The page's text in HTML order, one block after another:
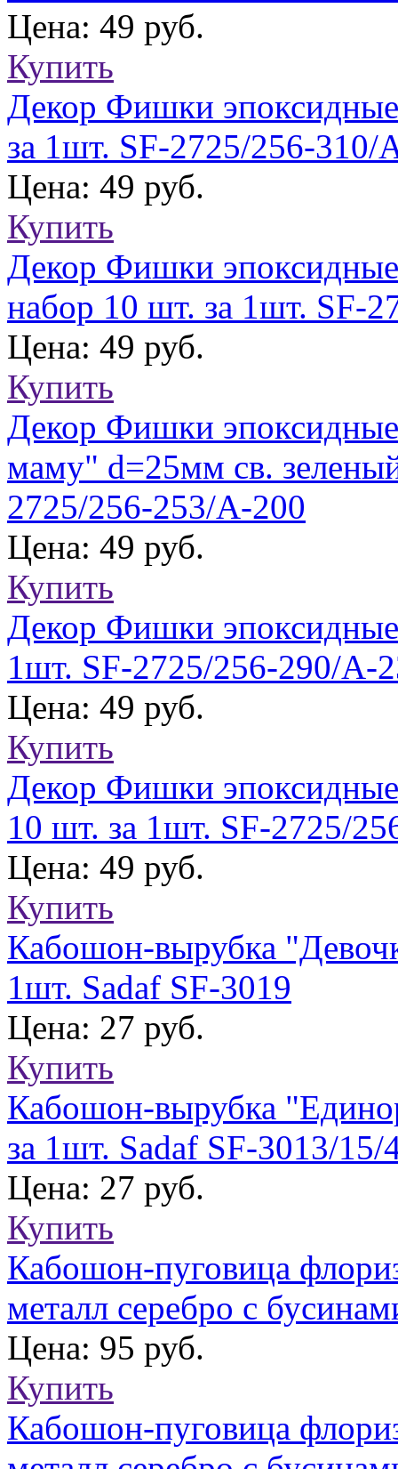
Цена: 49 руб.
Купить
Декор Фишки
за 1шт. SF-2725/256-310/
Цена: 49 руб.
Купить
Декор Фишки
набор 10 шт. за 1шт. SF-
Цена: 49 руб.
Купить
Декор Фишки
маму" d=25мм св.
2725/256-253/A-200
Цена: 49 руб.
Купить
Декор Фишки
1шт. SF-2725/256-290/A-
Цена: 49 руб.
Купить
Декор Фишки
10 шт. за 1шт. SF-2725/
Цена: 49 руб.
Купить
Кабошон-вырубка
1шт. Sadaf SF-3019
Цена: 27 руб.
Купить
Кабошон-вырубка
за 1шт. Sadaf SF-3013/
Цена: 27 руб.
Купить
Кабошон-пуговица
металл серебро с
Цена: 95 руб.
Купить
Кабошон-пуговица